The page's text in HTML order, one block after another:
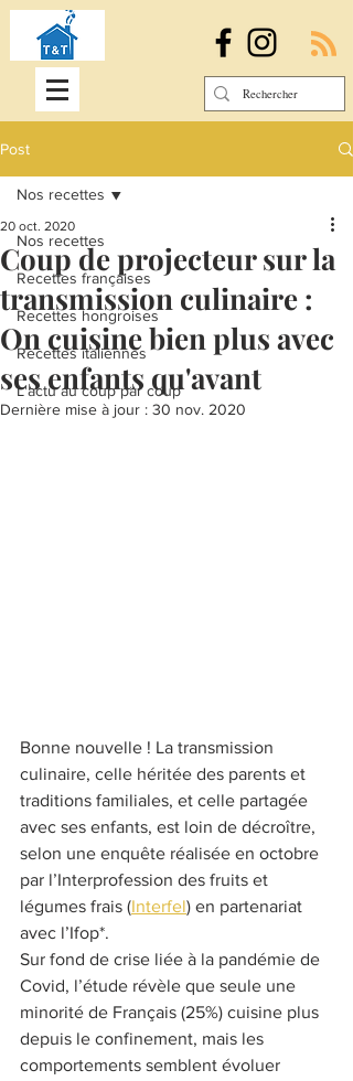
Post
Nos recettes
Recettes françaises
Recettes hongroises
Recettes italiennes
L'actu au coup par coup
Nos recettes
Coup de projecteur sur la
transmission culinaire :
On cuisine bien plus avec
ses enfants qu'avant
20 oct. 2020
Dernière mise à jour : 30 nov. 2020
Bonne nouvelle ! La transmission
culinaire, celle héritée des parents et
traditions familiales, et celle partagée
avec ses enfants, est loin de décroître,
selon une enquête réalisée en octobre
par l’Interprofession des fruits et
légumes frais (Interfel) en partenariat
avec l’Ifop*.
Sur fond de crise liée à la pandémie de
Covid, l’étude révèle que seule une
minorité de Français (25%) cuisine plus
depuis le confinement, mais les
comportements semblent évoluer